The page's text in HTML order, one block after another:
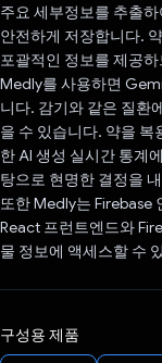
주요 세부정보를 추출
안전하게 저장합니다.
포괄적인 정보를 제공
Medly를 사용하면
니다. 감기와 같은 질환
을 수 있습니다. 약을 복
한 AI 생성 실시간 통계
탕으로 현명한 결정을
또한 Medly는 Firebase
React 프런트엔드와
물 정보에 액세스할 수
구성용 제품